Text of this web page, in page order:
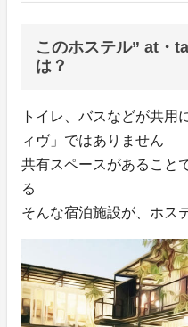
このホステル” at・
は？
トイレ、バスなどが共用
ィヴ」ではありません
共有スペースがあること
る
そんな宿泊施設が、ホス